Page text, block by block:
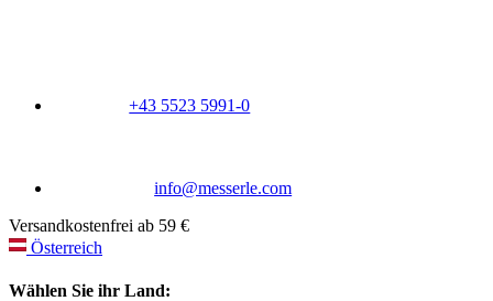
+43 5523 5991-0
info@messerle.com
Versandkostenfrei ab 59 €
Österreich
Wählen Sie ihr Land: